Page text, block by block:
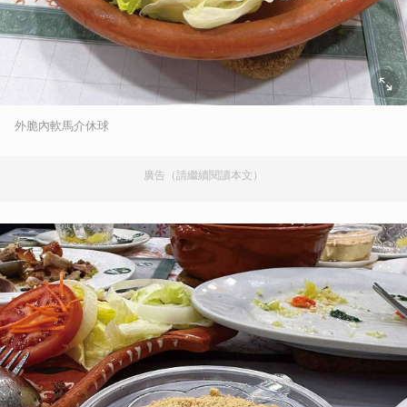
外脆內軟馬介休球
廣告（請繼續閱讀本文）